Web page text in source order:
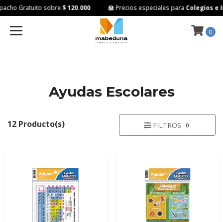
Gratuito sobre$ 120.000 🏫 Precios especiales paraColegios e
0
Ayudas Escolares
12 Producto(s) FILTROS 0